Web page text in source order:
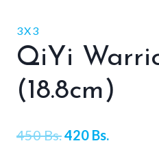
3X3
QiYi
(18.8cm)
450Bs.El
420 Bs.El